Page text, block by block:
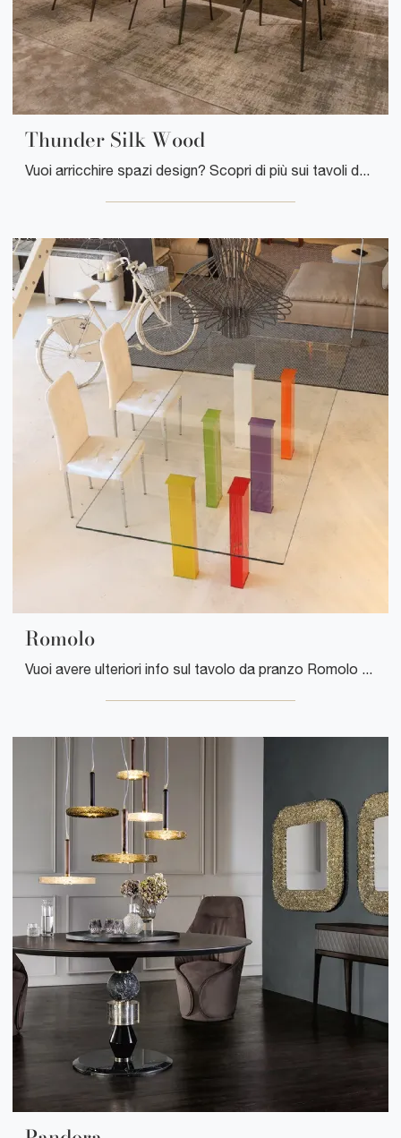
Thunder Silk Wood
Vuoi arricchire spazi design? Scopri di più sui tavoli design fissi: il modello da pranzo Thunder Silk Wood ti sta aspettando.
Romolo
Vuoi avere ulteriori info sul tavolo da pranzo Romolo di Ponti Terenghi? Clicca e ottieni informazioni sui modelli fissi della firma.